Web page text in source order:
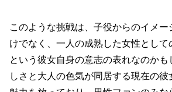
このような挑戦は、子役からのイメ
けでなく、一人の成熟した女性として
という彼女自身の意志の表れなのかも
しさと大人の色気が同居する現在の彼